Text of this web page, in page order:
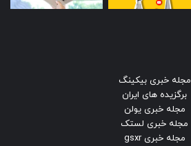
مجله خبری بیکینگ
برگزیده های ایران
مجله خبری یولن
مجله خبری لستک
مجله خبری gsxr